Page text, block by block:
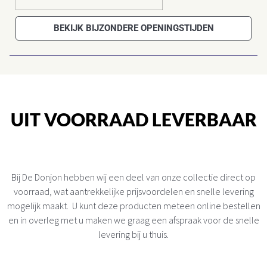
BEKIJK BIJZONDERE OPENINGSTIJDEN
UIT VOORRAAD LEVERBAAR
Bij De Donjon hebben wij een deel van onze collectie direct op
voorraad, wat aantrekkelijke prijsvoordelen en snelle levering
mogelijk maakt. U kunt deze producten meteen online bestellen
en in overleg met u maken we graag een afspraak voor de snelle
levering bij u thuis.